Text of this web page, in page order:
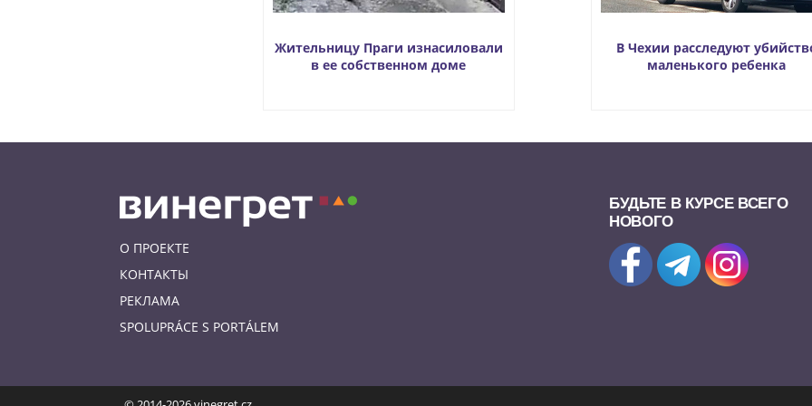
Жительницу Праги изнасиловали
в ее собственном доме
В Чехии расследуют
маленького ребенка
О ПРОЕКТЕ
КОНТАКТЫ
РЕКЛАМА
SPOLUPRÁCE S PORTÁLEM
БУДЬТЕ В КУРСЕ ВСЕГО
НОВОГО